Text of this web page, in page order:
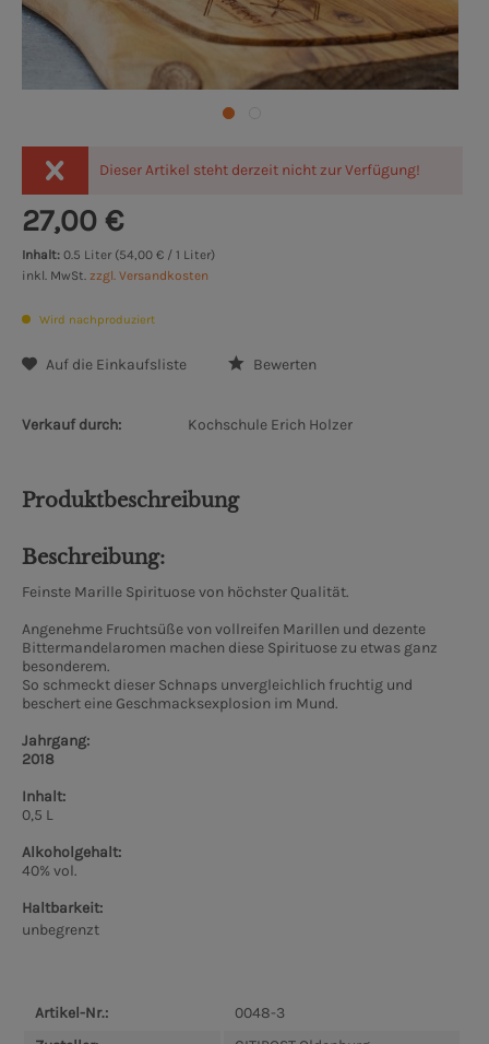
Dieser Artikel steht derzeit nicht zur Verfügung!
27,00 €
Inhalt: 0.5 Liter (54,00 € / 1 Liter)
inkl. MwSt. zzgl. Versandkosten
Wird nachproduziert
Auf die Einkaufsliste Bewerten
Verkauf durch: Kochschule Erich Holzer
Produktbeschreibung
Beschreibung:
Feinste Marille Spirituose von höchster Qualität.
Angenehme Fruchtsüße von vollreifen Marillen und dezente
Bittermandelaromen machen diese Spirituose zu etwas ganz
besonderem.
So schmeckt dieser Schnaps unvergleichlich fruchtig und
beschert eine Geschmacksexplosion im Mund.
Jahrgang:
2018
Inhalt:
0,5 L
Alkoholgehalt:
40% vol.
Haltbarkeit:
unbegrenzt
Artikel-Nr.:
0048-3